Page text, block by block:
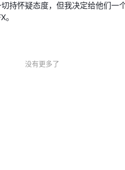
持怀疑态度，但我决定给他们一
没有更多了